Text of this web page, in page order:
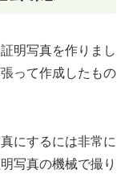
明写真を作りまし
って作成したもの
にするには非常に
写真の機械で撮り